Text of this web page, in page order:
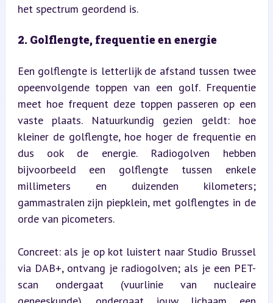
het spectrum geordend is.
2. Golflengte, frequentie en energie
Een golflengte is letterlijk de afstand tussen twee
opeenvolgende toppen van een golf. Frequentie
meet hoe frequent deze toppen passeren op een
vaste plaats. Natuurkundig gezien geldt: hoe
kleiner de golflengte, hoe hoger de frequentie en
dus ook de energie. Radiogolven hebben
bijvoorbeeld een golflengte tussen enkele
millimeters en duizenden kilometers;
gammastralen zijn piepklein, met golflengtes in de
orde van picometers.
Concreet: als je op kot luistert naar Studio Brussel
via DAB+, ontvang je radiogolven; als je een PET-
scan ondergaat (vuurlinie van nucleaire